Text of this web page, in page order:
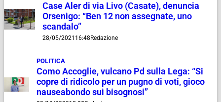
Case Aler di via Livo (Casate), denuncia
Orsenigo: “Ben 12 non assegnate, uno
scandalo”
28/05/2021 16:48Redazione
POLITICA
Como Accoglie, vulcano Pd sulla Lega: “Si
copre di ridicolo per un pugno di voti, gioco
nauseabondo sui bisognosi”